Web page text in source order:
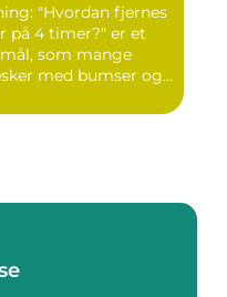
fjernes
på 4 timer?" er et
som mange
med bumser og...